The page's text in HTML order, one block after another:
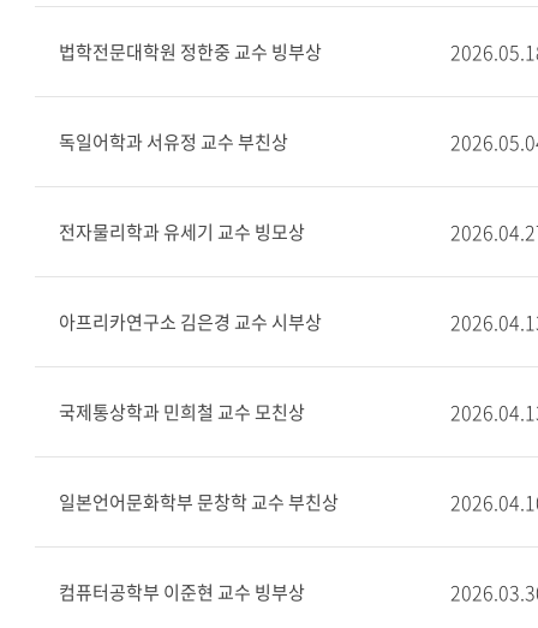
법학전문대학원 정한중 교수 빙부상
독일어학과 서유정 교수 부친상
전자물리학과 유세기 교수 빙모상
아프리카연구소 김은경 교수 시부상
국제통상학과 민희철 교수 모친상
일본언어문화학부 문창학 교수 부친상
컴퓨터공학부 이준현 교수 빙부상